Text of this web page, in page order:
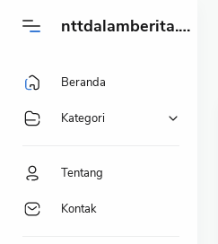
nttdalamberita.my.id
Beranda
Kategori
Tentang
Kontak